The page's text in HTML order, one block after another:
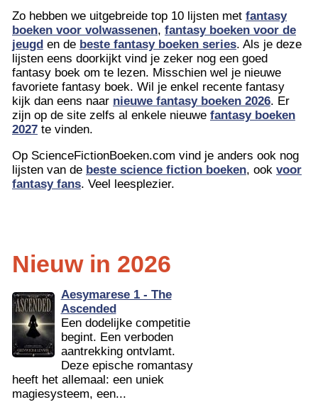
Zo hebben we uitgebreide top 10 lijsten met fantasy
boeken voor volwassenen, fantasy boeken voor de
jeugd en de beste fantasy boeken series. Als je deze
lijsten eens doorkijkt vind je zeker nog een goed
fantasy boek om te lezen. Misschien wel je nieuwe
favoriete fantasy boek. Wil je enkel recente fantasy
kijk dan eens naar nieuwe fantasy boeken 2026. Er
zijn op de site zelfs al enkele nieuwe fantasy boeken
2027 te vinden.
Op ScienceFictionBoeken.com vind je anders ook nog
lijsten van de beste science fiction boeken, ook voor
fantasy fans. Veel leesplezier.
Nieuw in 2026
Aesymarese 1 - The
Ascended
Een dodelijke competitie
begint. Een verboden
aantrekking ontvlamt.
Deze epische romantasy
heeft het allemaal: een uniek
magiesysteem, een...